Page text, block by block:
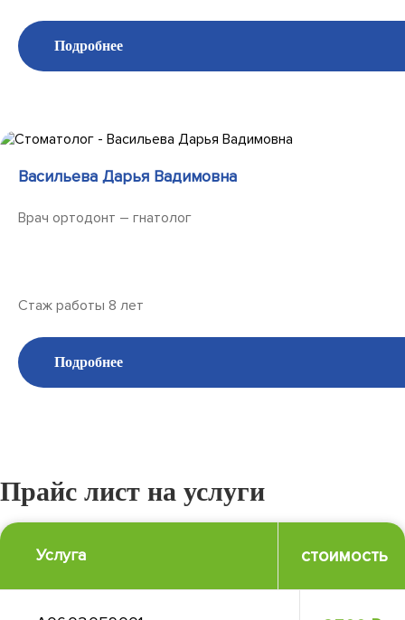
Подробнее
Васильева Дарья Вадимовна
Врач ортодонт – гнатолог
Стаж работы 8 лет
Подробнее
Прайс лист на услуги
Услуга стоимость